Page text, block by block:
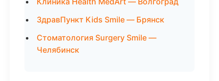
ЗдравПункт Kids Smile — Брянск
Стоматология Surgery Smile —
Челябинск